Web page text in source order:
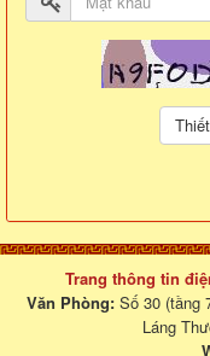
Trang thông tin
Văn Phòng: Số 30 (tầng
Láng